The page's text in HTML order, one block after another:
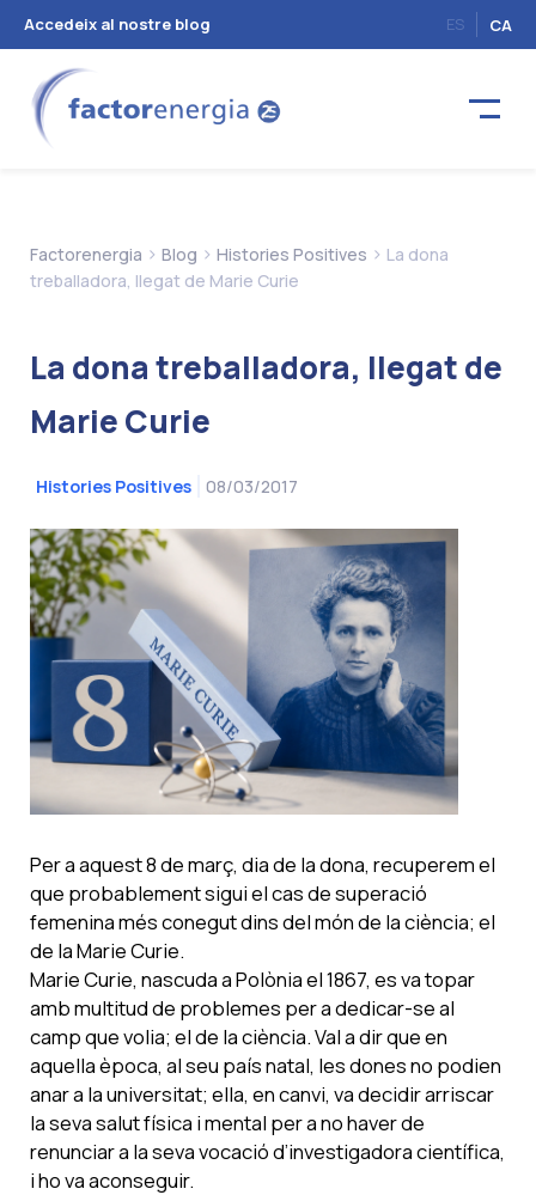
Accedeix al nostre blog ES CA
Factorenergia > Blog > Histories Positives > La dona
treballadora, llegat de Marie Curie
La dona treballadora, llegat de
Marie Curie
Histories Positives 08/03/2017
Per a aquest 8 de març, dia de la dona, recuperem el
que probablement sigui el cas de superació
femenina més conegut dins del món de la ciència; el
de la Marie Curie.
Marie Curie, nascuda a Polònia el 1867, es va topar
amb multitud de problemes per a dedicar-se al
camp que volia; el de la ciència. Val a dir que en
aquella època, al seu país natal, les dones no podien
anar a la universitat; ella, en canvi, va decidir arriscar
la seva salut física i mental per a no haver de
renunciar a la seva vocació d’investigadora científica,
i ho va aconseguir.